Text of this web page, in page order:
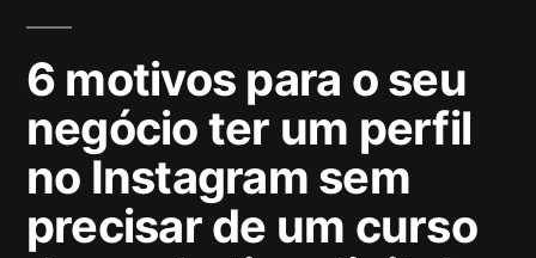
6 motivos para o seu
negócio ter um perfil
no Instagram sem
precisar de um curso